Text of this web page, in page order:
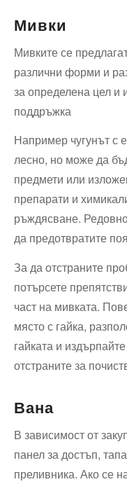
Мивки
Мивките се
различни форми и
за определена цел и
поддръжка
Например чугунът с
лесно, но може да
предмети или
препарати и
ръждясване.
да предотвратите
За да отстраните
потърсете
част на мивката.
място с гайка,
гайката и
отстраните за
Вана
В зависимост от
панел за достъп,
преливника. Ако се